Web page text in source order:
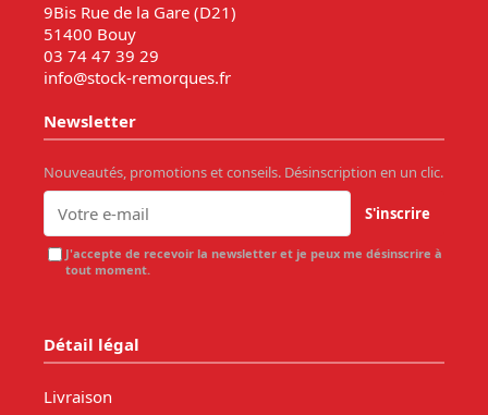
9Bis Rue de la Gare (D21)
51400 Bouy
03 74 47 39 29
info@stock-remorques.fr
Newsletter
Nouveautés, promotions et conseils. Désinscription en un clic.
S'inscrire
J'accepte de recevoir la newsletter et je peux me désinscrire à
tout moment.
Détail légal
Livraison